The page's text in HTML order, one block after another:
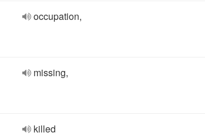
occupation,
missing,
killed